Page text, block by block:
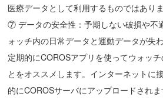
医療データとして利用するものではありま
⑦ データの安全性：予期しない破損や不
ォッチ内の日常データと運動データが失
定期的にCOROSアプリを使ってウォッ
とをオススメします。インターネットに
的にCOROSサーバにアップロードされま